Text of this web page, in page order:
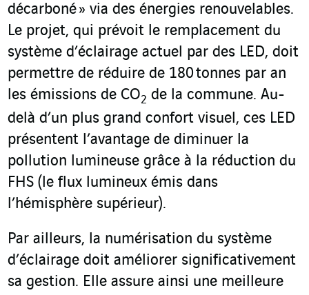
décarboné » via des énergies renouvelables.
Le projet, qui prévoit le remplacement du
système d’éclairage actuel par des LED, doit
permettre de réduire de 180 tonnes par an
les émissions de CO2 de la commune. Au-
delà d’un plus grand confort visuel, ces LED
présentent l’avantage de diminuer la
pollution lumineuse grâce à la réduction du
FHS (le flux lumineux émis dans
l’hémisphère supérieur).
Par ailleurs, la numérisation du système
d’éclairage doit améliorer significativement
sa gestion. Elle assure ainsi une meilleure